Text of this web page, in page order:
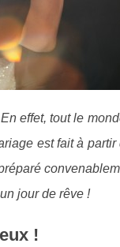
effet, tout le
est fait à
jour de rêve !
!